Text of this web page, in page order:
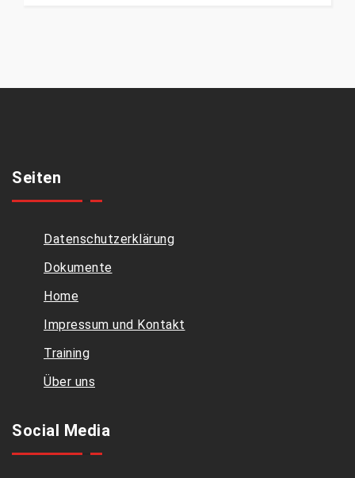
Seiten
Datenschutzerklärung
Dokumente
Home
Impressum und Kontakt
Training
Über uns
Social Media